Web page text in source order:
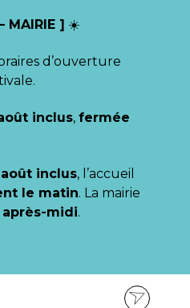
MAIRIE ] ☀️
d’ouverture
inclus, fermée
inclus, l’accueil
le matin. La mairie
midi.